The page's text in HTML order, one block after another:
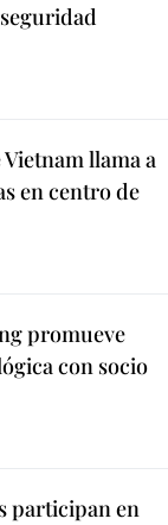
llama a
en centro de
promueve
con socio
participan en